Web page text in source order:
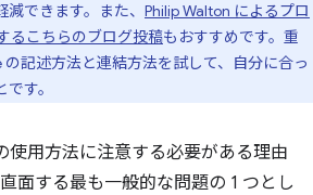
できます。また、 Philip Walton によるプロ
るこちらのブログ投稿もおすすめです。重
記述方法と連結方法を試して、自分に合っ
す。
使用方法に注意する必要がある理由
面する最も一般的な問題の 1 つとし